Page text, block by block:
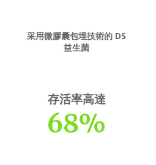
采用微膠囊包埋技術的 DS
益生菌
存活率高達
68%